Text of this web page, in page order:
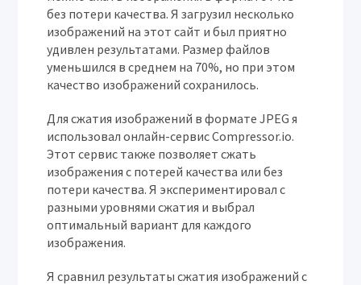
без потери качества. Я загрузил несколько
изображений на этот сайт и был приятно
удивлен результатами. Размер файлов
уменьшился в среднем на 70%, но при этом
качество изображений сохранилось.
Для сжатия изображений в формате JPEG я
использовал онлайн-сервис Compressor.io.
Этот сервис также позволяет сжать
изображения с потерей качества или без
потери качества. Я экспериментировал с
разными уровнями сжатия и выбрал
оптимальный вариант для каждого
изображения.
Я сравнил результаты сжатия изображений с